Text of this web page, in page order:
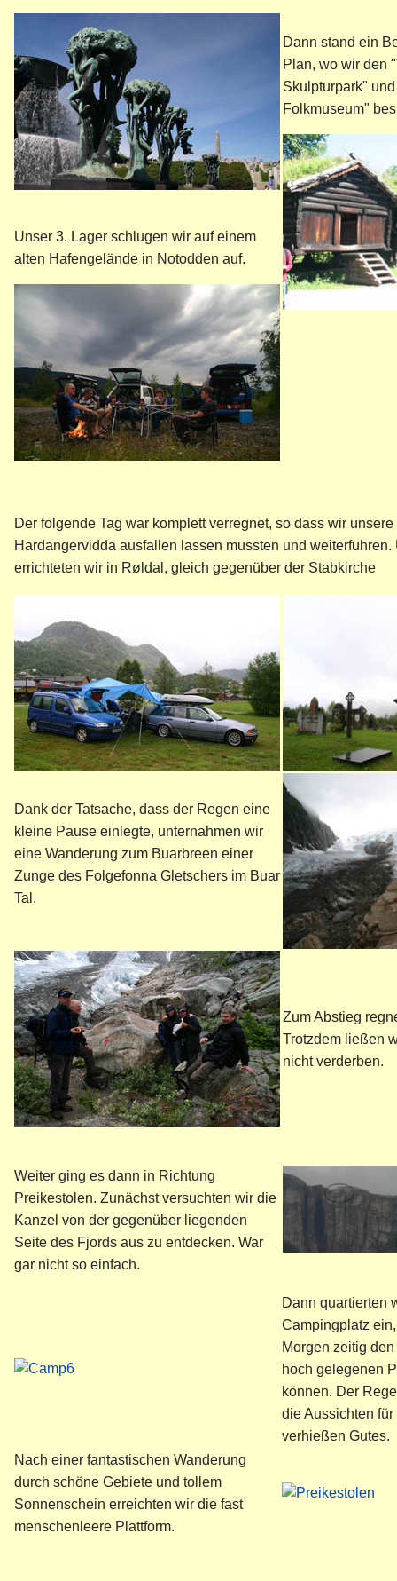
Unser 3. Lager schlugen wir auf einem
alten Hafengelände in Notodden auf.
Dann stand ein
Plan, wo wir den
Skulpturpark"
Folkmuseum"
Der folgende Tag war komplett verregnet, so dass wir
Hardangervidda ausfallen lassen mussten und weiterfuhren.
errichteten wir in Røldal, gleich gegenüber der Stabkirche
Dank der Tatsache, dass der Regen eine
kleine Pause einlegte, unternahmen wir
eine Wanderung zum Buarbreen einer
Zunge des Folgefonna Gletschers im Buar
Tal.
Zum Abstieg
Trotzdem ließen
nicht verderben.
Weiter ging es dann in Richtung
Preikestolen. Zunächst versuchten wir die
Kanzel von der gegenüber liegenden
Seite des Fjords aus zu entdecken. War
gar nicht so einfach.
Dann quartierten
Campingplatz
Morgen zeitig
hoch gelegenen
können. Der
die Aussichten
verhießen Gutes.
Nach einer fantastischen Wanderung
durch schöne Gebiete und tollem
Sonnenschein erreichten wir die fast
menschenleere Plattform.